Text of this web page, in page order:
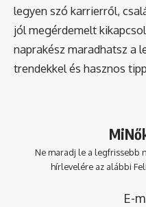
legyen szó karrierről,
jól megérdemelt
naprakész maradhatsz a
trendekkel és hasznos
Ne maradj le a legfrissebb
hírlevelére az alábbi
E-